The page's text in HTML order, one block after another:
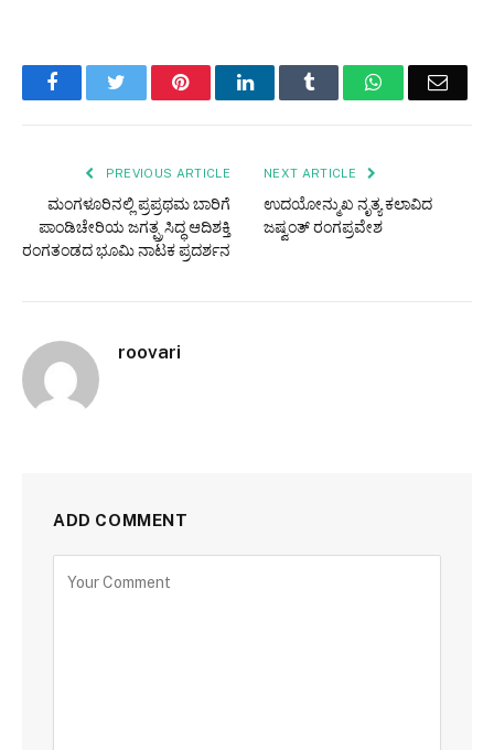
FacebookTwitter PinterestLinkedInTumblr WhatsAppEmail
PREVIOUS ARTICLE
ಮಂಗಳೂರಿನಲ್ಲಿ ಪ್ರಪ್ರಥಮ ಬಾರಿಗೆ
ಪಾಂಡಿಚೇರಿಯ ಜಗತ್ಪ್ರಸಿದ್ಧ ಆದಿಶಕ್ತಿ
ರಂಗತಂಡದ ಭೂಮಿ ನಾಟಕ ಪ್ರದರ್ಶನ
NEXT ARTICLE
ಉದಯೋನ್ಮುಖ ನೃತ್ಯ ಕಲಾವಿದ
ಜಷ್ವಂತ್ ರಂಗಪ್ರವೇಶ
roovari
ADD COMMENT